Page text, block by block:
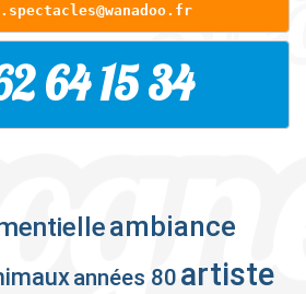
64 15 34
ambiance
années 80 artiste